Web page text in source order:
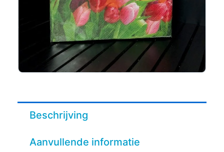
Beschrijving
Aanvullende informatie